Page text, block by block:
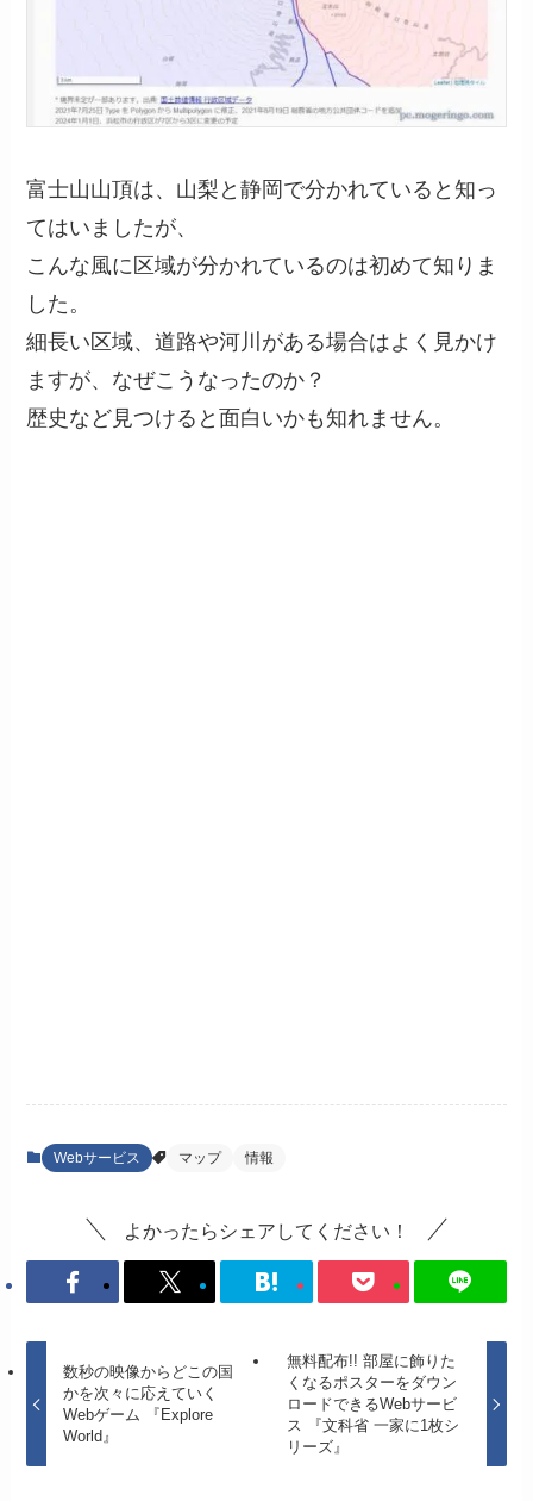
富士山山頂は、山梨と静岡で分かれていると知っ
てはいましたが、
こんな風に区域が分かれているのは初めて知りま
した。
細長い区域、道路や河川がある場合はよく見かけ
ますが、なぜこうなったのか？
歴史など見つけると面白いかも知れません。
Webサービス マップ 情報
よかったらシェアしてください！
数秒の映像からどこの国
かを次々に応えていく
Webゲーム 『Explore
World』
無料配布!! 部屋に飾りた
くなるポスターをダウン
ロードできるWebサービ
ス 『文科省 一家に1枚シ
リーズ』